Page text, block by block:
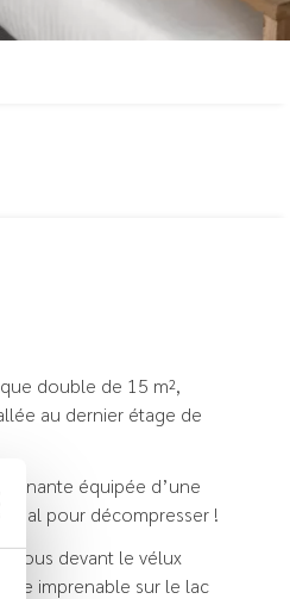
double de 15 m²,
au dernier étage de
équipée d’une
pour décompresser !
vous devant le vélux
imprenable sur le lac